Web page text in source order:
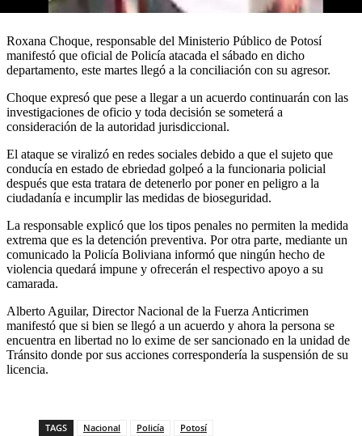
Roxana Choque, responsable del Ministerio Público de Potosí
manifestó que oficial de Policía atacada el sábado en dicho
departamento, este martes llegó a la conciliación con su agresor.
Choque expresó que pese a llegar a un acuerdo continuarán con las
investigaciones de oficio y toda decisión se someterá a
consideración de la autoridad jurisdiccional.
El ataque se viralizó en redes sociales debido a que el sujeto que
conducía en estado de ebriedad golpeó a la funcionaria policial
después que esta tratara de detenerlo por poner en peligro a la
ciudadanía e incumplir las medidas de bioseguridad.
La responsable explicó que los tipos penales no permiten la medida
extrema que es la detención preventiva. Por otra parte, mediante un
comunicado la Policía Boliviana informó que ningún hecho de
violencia quedará impune y ofrecerán el respectivo apoyo a su
camarada.
Alberto Aguilar, Director Nacional de la Fuerza Anticrimen
manifestó que si bien se llegó a un acuerdo y ahora la persona se
encuentra en libertad no lo exime de ser sancionado en la unidad de
Tránsito donde por sus acciones correspondería la suspensión de su
licencia.
TAGS Nacional Policía Potosí